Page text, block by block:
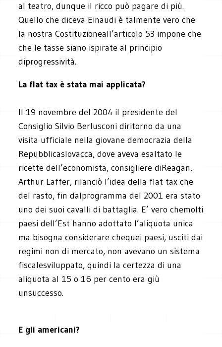
al teatro, dunque il ricco può pagare di più.
Quello che diceva Einaudi è talmente vero che
la nostra Costituzioneall’articolo 53 impone che
che le tasse siano ispirate al principio
diprogressività.
La flat tax è stata mai applicata?
Il 19 novembre del 2004 il presidente del
Consiglio Silvio Berlusconi diritorno da una
visita ufficiale nella giovane democrazia della
Repubblicaslovacca, dove aveva esaltato le
ricette dell’economista, consigliere diReagan,
Arthur Laffer, rilanciò l’idea della flat tax che
del rasto, fin dalprogramma del 2001 era stato
uno dei suoi cavalli di battaglia. E’ vero chemolti
paesi dell’Est hanno adottato l’aliquota unica
ma bisogna considerare chequei paesi, usciti dai
regimi non di mercato, non avevano un sistema
fiscalesviluppato, quindi la certezza di una
aliquota al 15 o 16 per cento era giù
unsuccesso.
E gli americani?